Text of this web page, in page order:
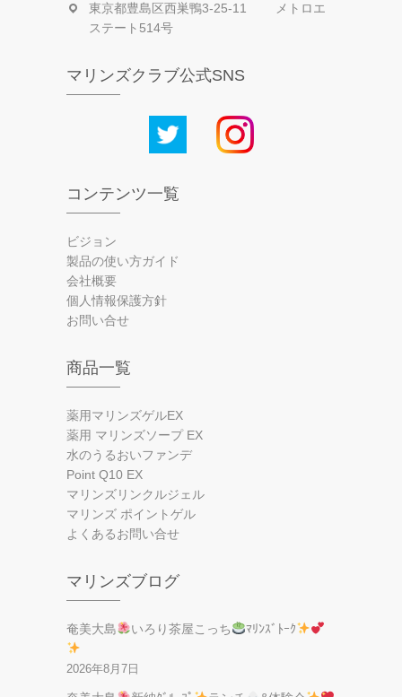
東京都豊島区西巣鴨3-25-11 メトロエ
ステート514号
マリンズクラブ公式SNS
コンテンツ一覧
ビジョン
製品の使い方ガイド
会社概要
個人情報保護方針
お問い合せ
商品一覧
薬用マリンズゲルEX
薬用 マリンズソープ EX
水のうるおいファンデ
Point Q10 EX
マリンズリンクルジェル
マリンズ ポイントゲル
よくあるお問い合せ
マリンズブログ
奄美大島 いろり茶屋こっち ﾏﾘﾝｽﾞﾄｰｸ
2026年8月7日